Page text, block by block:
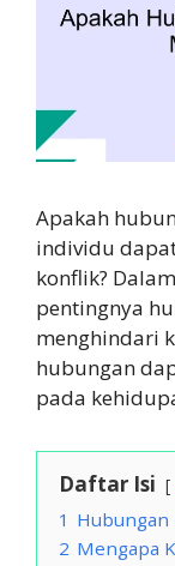
Apakah
individu
konflik?
pentingnya
menghindari
hubungan
pada
Daftar Isi
1 Hubungan
2 Mengapa